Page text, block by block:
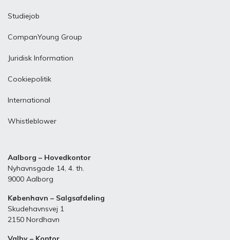
Studiejob
CompanYoung Group
Juridisk Information
Cookiepolitik
International
Whistleblower
Aalborg – Hovedkontor
Nyhavnsgade 14, 4. th.
9000 Aalborg
København – Salgsafdeling
Skudehavnsvej 1
2150 Nordhavn